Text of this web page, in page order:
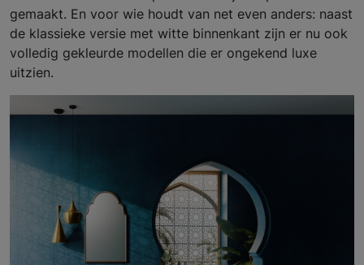
gemaakt. En voor wie houdt van net even anders: naast
de klassieke versie met witte binnenkant zijn er nu ook
volledig gekleurde modellen die er ongekend luxe
uitzien.